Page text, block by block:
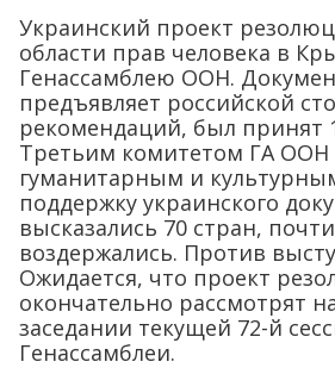
Украинский проект
области прав человека в
Генассамблею ООН.
предъявляет российской
рекомендаций, был принят
Третьим комитетом ГА
гуманитарным и
поддержку украинского
высказались 70 стран,
воздержались. Против
Ожидается, что проект
окончательно рассмотрят
заседании текущей 72-й
Генассамблеи.